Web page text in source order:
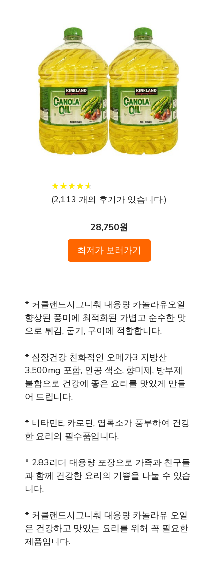
★★★★★
★★★★★
(2,113 개의 후기가 있습니다.)
28,750원
최저가 보러가기
* 커클랜드시그니춰 대용량 카놀라유오일
향상된 풍미에 최적화된 가볍고 순수한 맛
으로 튀김, 굽기, 구이에 적합합니다.
* 심장건강 친화적인 오메가3 지방산
3,500mg 포함, 인공 색소, 향미제, 방부제
불함으로 건강에 좋은 요리를 맛있게 만들
어 드립니다.
* 비타민E, 카로틴, 엽록소가 풍부하여 건강
한 요리의 필수품입니다.
* 2.83리터 대용량 포장으로 가족과 친구들
과 함께 건강한 요리의 기쁨을 나눌 수 있습
니다.
* 커클랜드시그니춰 대용량 카놀라유 오일
은 건강하고 맛있는 요리를 위해 꼭 필요한
제품입니다.